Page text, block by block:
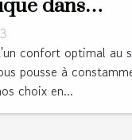
dans
des
confort optimal au
pousse à
choix en...